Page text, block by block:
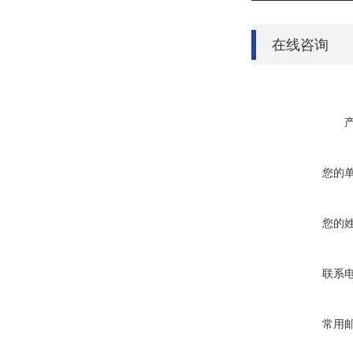
在线咨询
您的
您的
联系
常用